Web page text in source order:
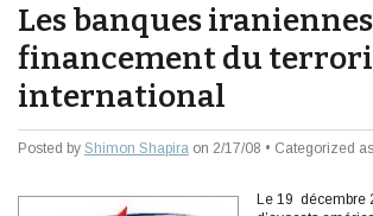
Les banques
financement du
international
Posted by Shimon Shapira on 2/17/08 • Categorized as
Le 19 décembre